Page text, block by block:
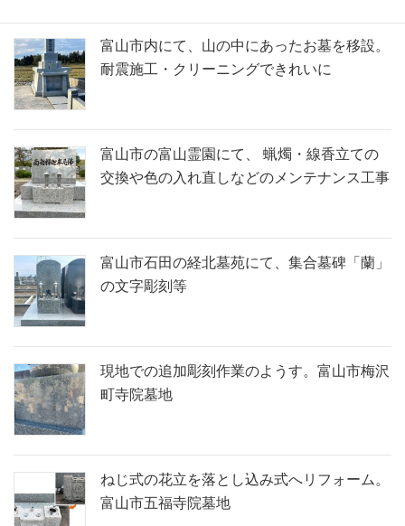
富山市内にて、山の中にあったお墓を移設。
耐震施工・クリーニングできれいに
富山市の富山霊園にて、 蝋燭・線香立ての
交換や色の入れ直しなどのメンテナンス工事
富山市石田の経北墓苑にて、集合墓碑「蘭」
の文字彫刻等
現地での追加彫刻作業のようす。富山市梅沢
町寺院墓地
ねじ式の花立を落とし込み式へリフォーム。
富山市五福寺院墓地